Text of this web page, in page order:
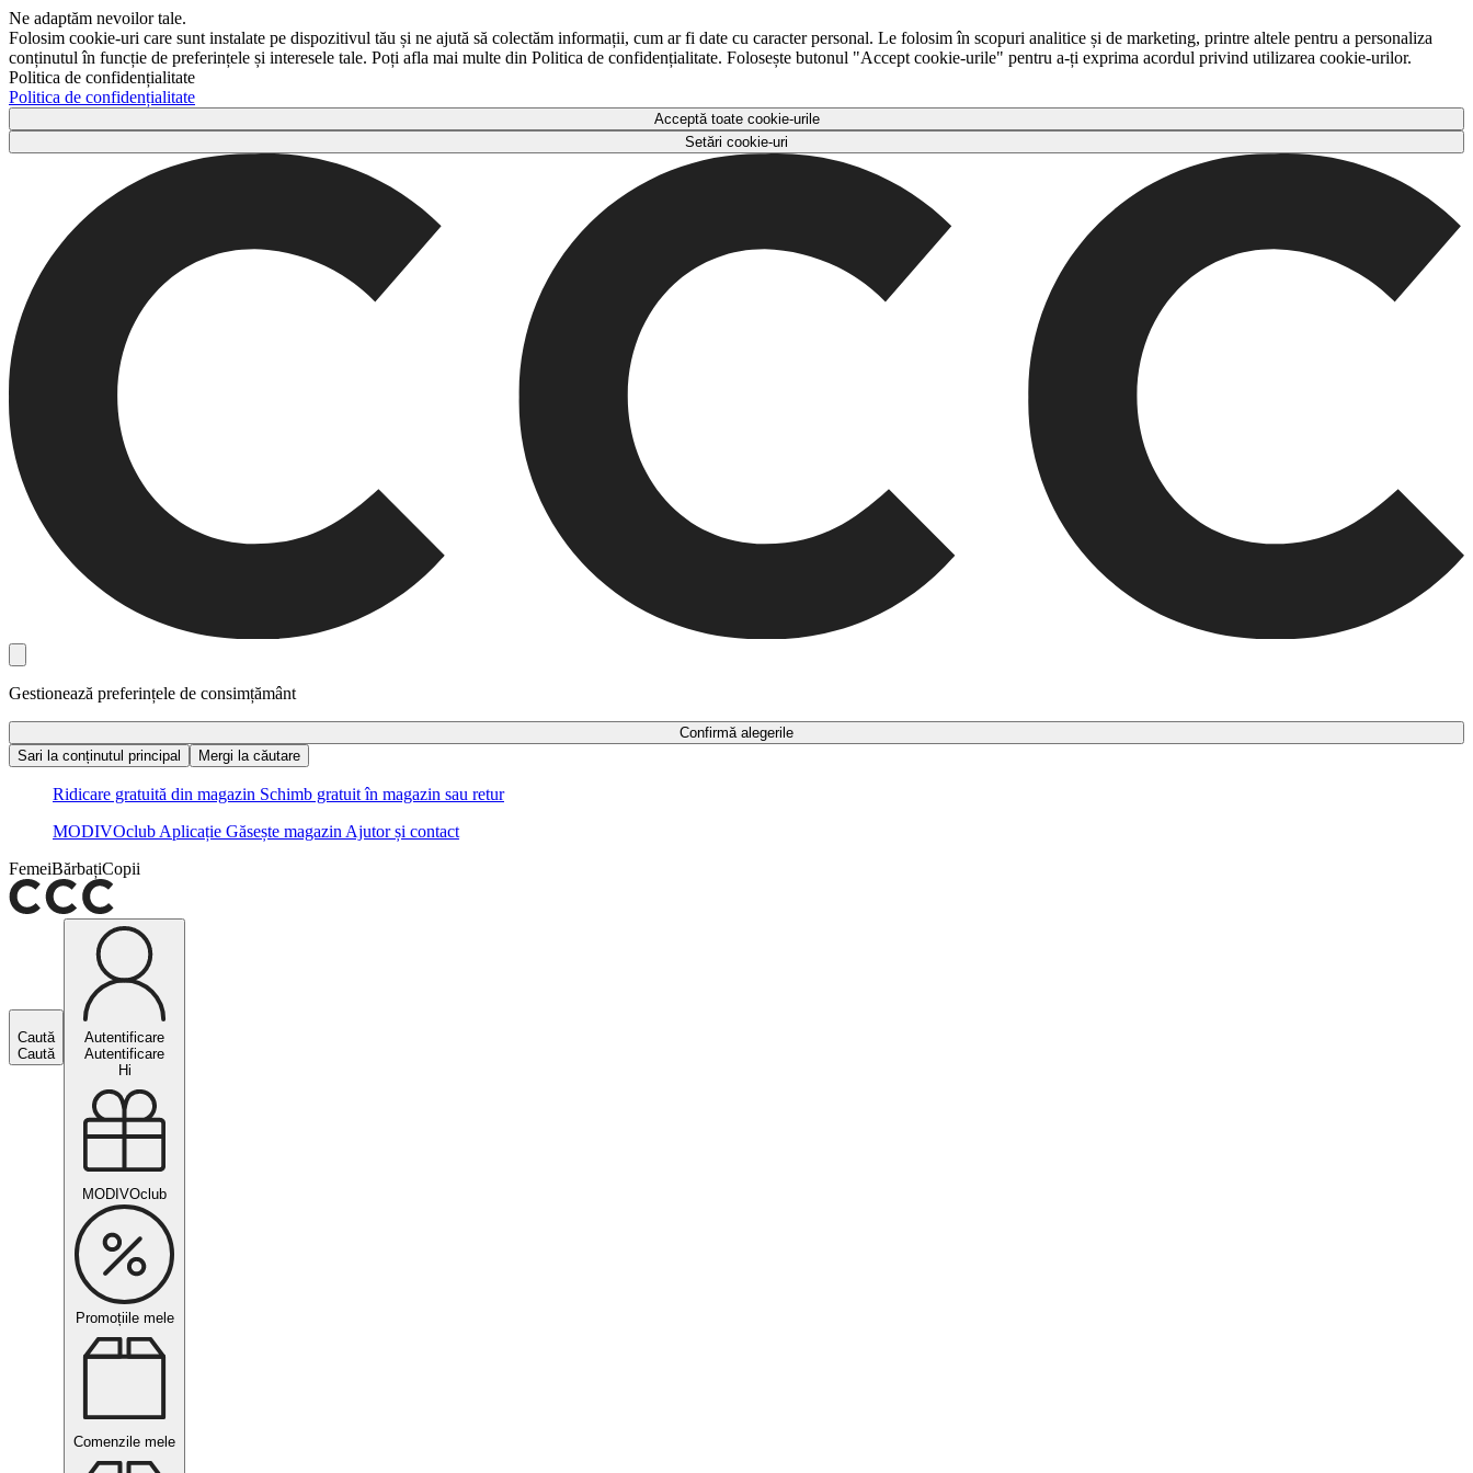
Ne adaptăm nevoilor tale.
Folosim cookie-uri care sunt instalate pe dispozitivul tău și ne ajută să colectăm informații, cum ar fi date cu caracter personal. Le folosim în scopuri analitice și de marketing, printre altele pentru a personaliza
conținutul în funcție de preferințele și interesele tale. Poți afla mai multe din Politica de confidențialitate. Folosește butonul "Accept cookie-urile" pentru a-ți exprima acordul privind utilizarea cookie-urilor.
Politica de confidențialitate
Politica de confidențialitate
Acceptă toate cookie-urile
Setări cookie-uri
Gestionează preferințele de consimțământ
Confirmă alegerile
Sari la conținutul principal
Mergi la căutare
Ridicare gratuită din magazin Schimb gratuit în magazin sau retur
MODIVOclub Aplicație Găsește magazin Ajutor și contact
FemeiBărbațiCopii
Caută
Caută
Autentificare
Autentificare
Hi
MODIVOclub
Promoțiile mele
Comenzile mele